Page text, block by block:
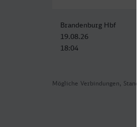
Mögliche Verbindungen,
Brandenburg Hbf
19.08.26
18:04